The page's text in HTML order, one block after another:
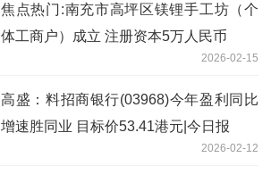
焦点热门:南充市高坪区镁锂手工坊（个
体工商户）成立 注册资本5万人民币
2026-02-15
高盛：料招商银行(03968)今年盈利同比
增速胜同业 目标价53.41港元|今日报
2026-02-12